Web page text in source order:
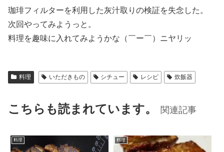
珈琲フィルターを利用した灰汁取りの検証を失念した。
次回やってみようっと。
料理を趣味に入れてみようかな（￣ー￣）ニヤリッ
料理 いただきもの シチュー レシピ 炊飯器
こちらも読まれています。 関連記事
料理 料理